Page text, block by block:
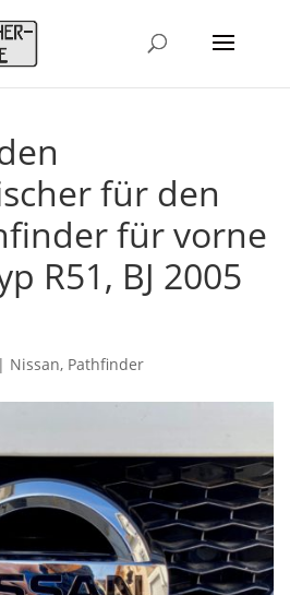
für den
für vorne
R51, BJ 2005
| Nissan, Pathfinder